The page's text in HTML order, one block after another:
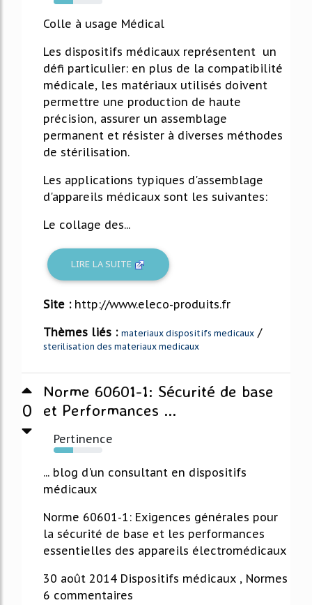
40%
Colle à usage Médical
Les dispositifs médicaux représentent un
défi particulier: en plus de la compatibilité
médicale, les matériaux utilisés doivent
permettre une production de haute
précision, assurer un assemblage
permanent et résister à diverses méthodes
de stérilisation.
Les applications typiques d'assemblage
d'appareils médicaux sont les suivantes:
Le collage des...
LIRE LA SUITE
Site : http://www.eleco-produits.fr
Thèmes liés : materiaux dispositifs medicaux /
sterilisation des materiaux medicaux
0
Norme 60601-1: Sécurité de base
et Performances ...
Pertinence
40%
... blog d'un consultant en dispositifs
médicaux
Norme 60601-1: Exigences générales pour
la sécurité de base et les performances
essentielles des appareils électromédicaux
30 août 2014 Dispositifs médicaux , Normes
6 commentaires